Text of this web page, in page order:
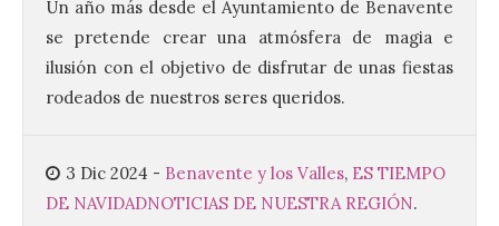
Un año más desde el Ayuntamiento de Benavente
se pretende crear una atmósfera de magia e
ilusión con el objetivo de disfrutar de unas fiestas
rodeados de nuestros seres queridos.
3 Dic 2024 - Benavente y los Valles, ES TIEMPO
DE NAVIDADNOTICIAS DE NUESTRA REGIÓN.
con la presencia del
alcalde de Astorga, José
Luis Nieto, que se acercó
hasta la feria acompañado
por el organizador de la iniciativa, Isaac
Cancillo Carro. Astorga, 8 de agosto de
El Jamón de bellota 100 %